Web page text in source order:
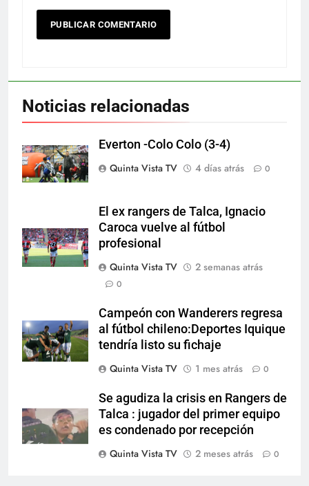
Noticias relacionadas
Everton -Colo Colo (3-4)
Quinta Vista TV
4 días atrás 0
El ex rangers de Talca, Ignacio
Caroca vuelve al fútbol
profesional
Quinta Vista TV
2 semanas atrás
0
Campeón con Wanderers regresa
al fútbol chileno:Deportes Iquique
tendría listo su fichaje
Quinta Vista TV
1 mes atrás 0
Se agudiza la crisis en Rangers de
Talca : jugador del primer equipo
es condenado por recepción
Quinta Vista TV
2 meses atrás 0